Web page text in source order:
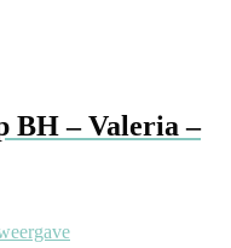
BH – Valeria –